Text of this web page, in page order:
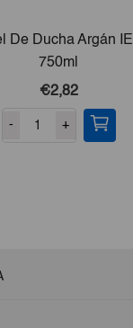
De Ducha Argán IE
750ml
€2,82
- +